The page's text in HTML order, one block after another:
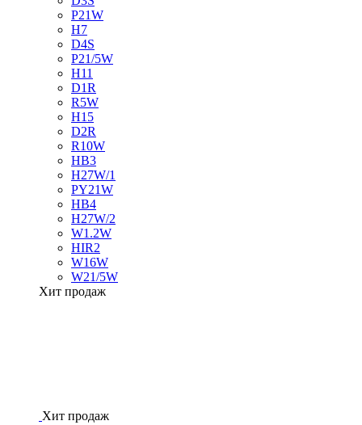
P21W
H7
D4S
P21/5W
H11
D1R
R5W
H15
D2R
R10W
HB3
H27W/1
PY21W
HB4
H27W/2
W1.2W
HIR2
W16W
W21/5W
Хит продаж
Хит продаж